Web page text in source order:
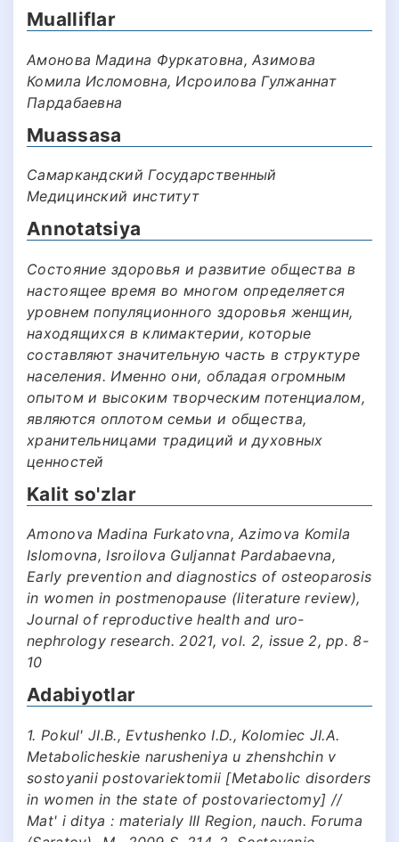
Mualliflar
Амонова Мадина Фуркатовна, Азимова
Комила Исломовна, Исроилова Гулжаннат
Пардабаевна
Muassasa
Самаркандский Государственный
Медицинский институт
Annotatsiya
Состояние здоровья и развитие общества в
настоящее время во многом определяется
уровнем популяционного здоровья женщин,
находящихся в климактерии, которые
составляют значительную часть в структуре
населения. Именно они, обладая огромным
опытом и высоким творческим потенциалом,
являются оплотом семьи и общества,
хранительницами традиций и духовных
ценностей
Kalit so'zlar
Amonova Madina Furkatovna, Azimova Komila
Islomovna, Isroilova Guljannat Pardabaevna,
Early prevention and diagnostics of osteoparosis
in women in postmenopause (literature review),
Journal of reproductive health and uro-
nephrology research. 2021, vol. 2, issue 2, pp. 8-
10
Adabiyotlar
1. Pokul' JI.B., Evtushenko I.D., Kolomiec JI.A.
Metabolicheskie narusheniya u zhenshchin v
sostoyanii postovariektomii [Metabolic disorders
in women in the state of postovariectomy] //
Mat' i ditya : materialy III Region, nauch. Foruma